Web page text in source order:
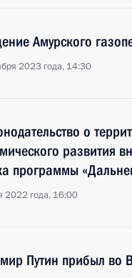
Амурского
2023 года, 14:30
о
развития
программы
2022 года, 16:00
Путин прибыл во